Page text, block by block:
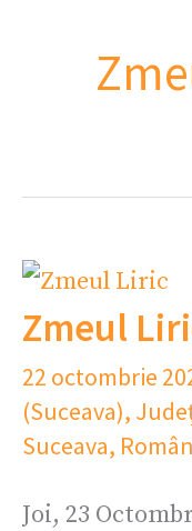
Zmeul
22 octombrie
(Suceava),
Suceava,
Joi, 23